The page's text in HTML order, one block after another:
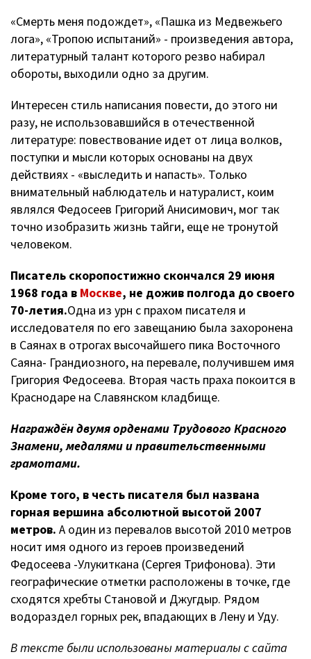
«Смерть меня подождет», «Пашка из Медвежьего
лога», «Тропою испытаний» - произведения автора,
литературный талант которого резво набирал
обороты, выходили одно за другим.
Интересен стиль написания повести, до этого ни
разу, не использовавшийся в отечественной
литературе: повествование идет от лица волков,
поступки и мысли которых основаны на двух
действиях - «выследить и напасть». Только
внимательный наблюдатель и натуралист, коим
являлся Федосеев Григорий Анисимович, мог так
точно изобразить жизнь тайги, еще не тронутой
человеком.
Писатель скоропостижно скончался 29 июня
1968 года в Москве, не дожив полгода до своего
70-летия.Одна из урн с прахом писателя и
исследователя по его завещанию была захоронена
в Саянах в отрогах высочайшего пика Восточного
Саяна- Грандиозного, на перевале, получившем имя
Григория Федосеева. Вторая часть праха покоится в
Краснодаре на Славянском кладбище.
Награждён двумя орденами Трудового Красного
Знамени, медалями и правительственными
грамотами.
Кроме того, в честь писателя был названа
горная вершина абсолютной высотой 2007
метров. А один из перевалов высотой 2010 метров
носит имя одного из героев произведений
Федосеева -Улукиткана (Сергея Трифонова). Эти
географические отметки расположены в точке, где
сходятся хребты Становой и Джугдыр. Рядом
водораздел горных рек, впадающих в Лену и Уду.
В тексте были использованы материалы с сайта